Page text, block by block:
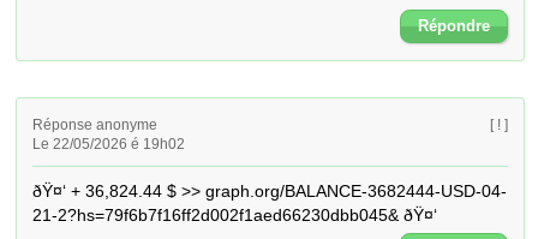
Répondre
Réponse anonyme
Le 22/05/2026 é 19h02
[ ! ]
ðŸ¤‘ + 36,824.44 $ >> graph.org/BALANCE-3682444-USD-04-
21-2?hs=79f6b7f16ff2d002f1aed66230dbb045& ðŸ¤‘